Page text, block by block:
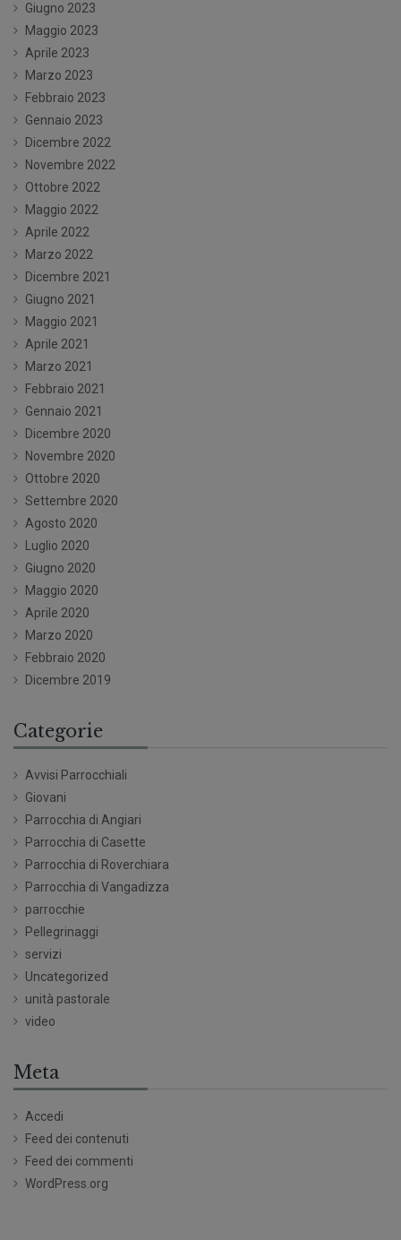
Giugno 2023
Maggio 2023
Aprile 2023
Marzo 2023
Febbraio 2023
Gennaio 2023
Dicembre 2022
Novembre 2022
Ottobre 2022
Maggio 2022
Aprile 2022
Marzo 2022
Dicembre 2021
Giugno 2021
Maggio 2021
Aprile 2021
Marzo 2021
Febbraio 2021
Gennaio 2021
Dicembre 2020
Novembre 2020
Ottobre 2020
Settembre 2020
Agosto 2020
Luglio 2020
Giugno 2020
Maggio 2020
Aprile 2020
Marzo 2020
Febbraio 2020
Dicembre 2019
Categorie
Avvisi Parrocchiali
Giovani
Parrocchia di Angiari
Parrocchia di Casette
Parrocchia di Roverchiara
Parrocchia di Vangadizza
parrocchie
Pellegrinaggi
servizi
Uncategorized
unità pastorale
video
Meta
Accedi
Feed dei contenuti
Feed dei commenti
WordPress.org